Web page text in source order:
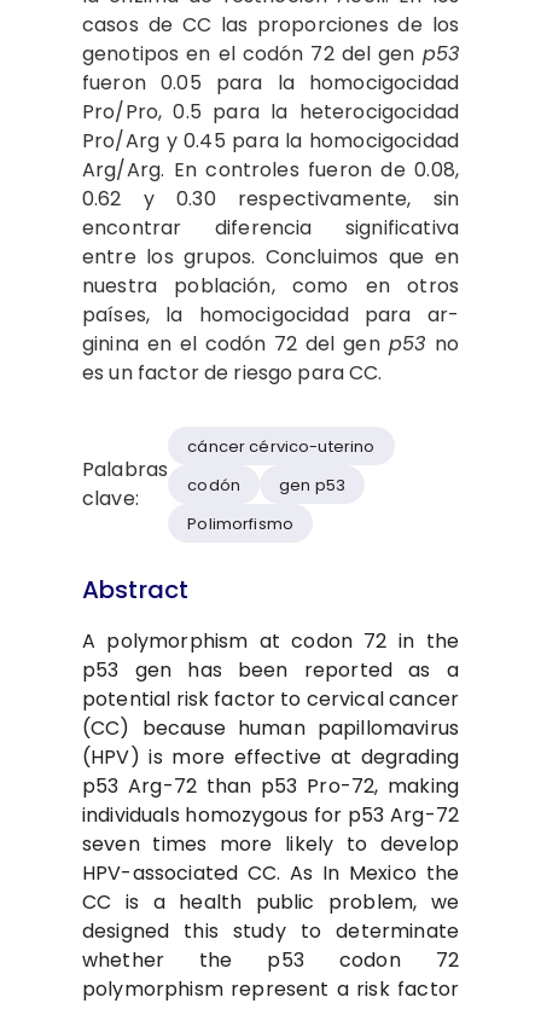
casos de CC las proporciones de los
genotipos en el codón 72 del gen p53
fueron 0.05 para la homocigocidad
Pro/Pro, 0.5 para​ la heterocigocidad
Pro/Arg y 0.45 para la homocigocidad
Arg/Arg. En controles fueron de 0.08,
0.62 y 0.30 respectivamente, sin
encon­trar diferencia significativa
entre los grupos. Concluimos que en
nuestra población, como en otros
países, la homocigocidad para ar­
ginina en el codón 72 del gen p53 no
es un factor de riesgo para CC.
Palabras
clave:
cáncer cérvico-uterino
codón
gen p53
Polimorfismo
Abstract
A polymorphism at codon 72 in the
p53 gen has been reported as a
potential risk factor to cervical cancer
(CC) because human papillomavirus
(HPV) is more effective at degrading
p53 Arg-72 than p53 Pro-72, making
individuals homozygous for p53 Arg-72
seven times more likely to develop
HPV-associated CC. As In Mexico the
CC is a health public problem, we
designed this study to determinate
whether the p53 codon 72
polymorphism represent a risk factor